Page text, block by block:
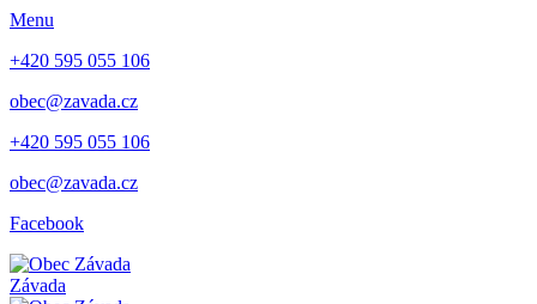
Menu
+420 595 055 106
obec@zavada.cz
+420 595 055 106
obec@zavada.cz
Facebook
Závada